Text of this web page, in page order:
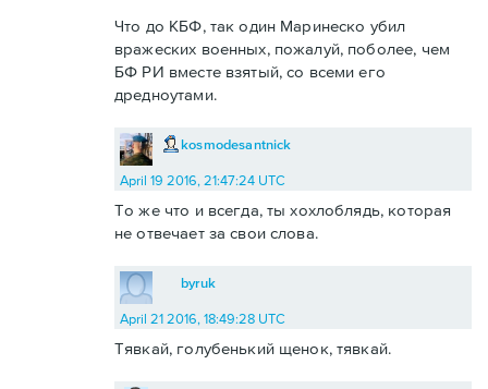
Что до КБФ, так один Маринеско убил
вражеских военных, пожалуй, поболее, чем
БФ РИ вместе взятый, со всеми его
дредноутами.
kosmodesantnick
April 19 2016, 21:47:24 UTC
То же что и всегда, ты хохлоблядь, которая
не отвечает за свои слова.
byruk
April 21 2016, 18:49:28 UTC
Тявкай, голубенький щенок, тявкай.